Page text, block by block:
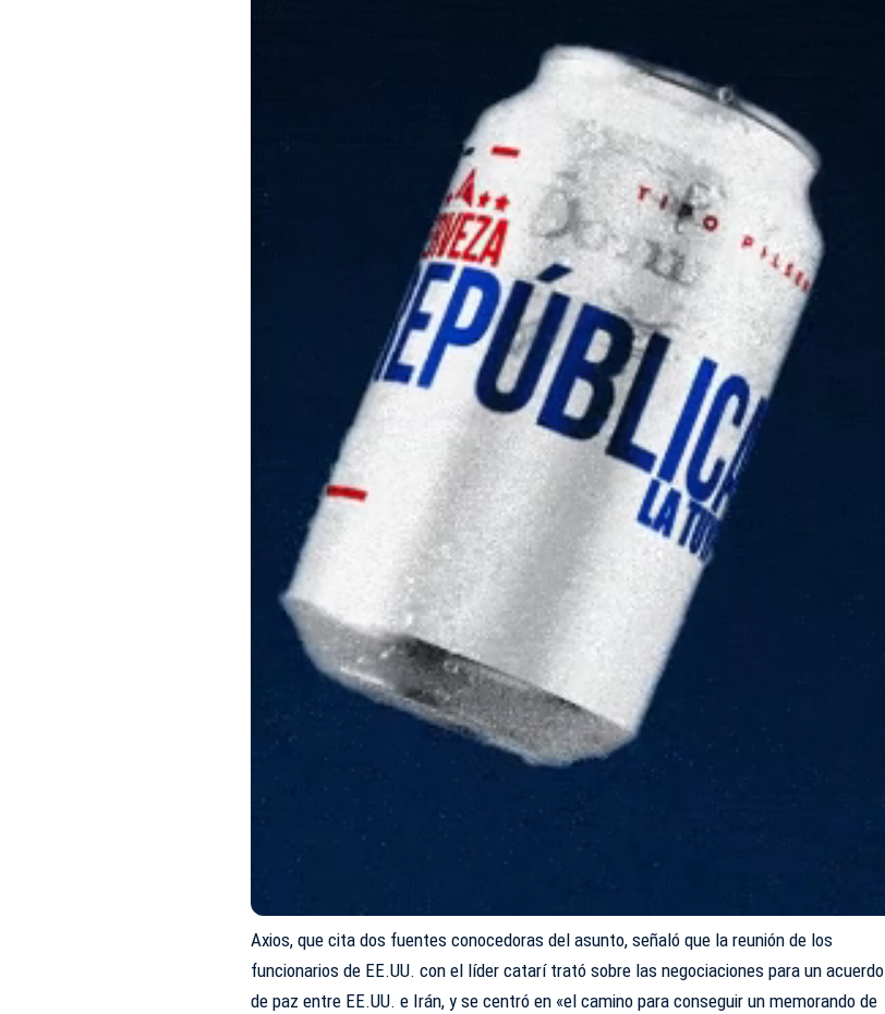
Axios, que cita dos fuentes conocedoras del asunto, señaló que la reunión de los
funcionarios de EE.UU. con el líder catarí trató sobre las negociaciones para un acuerdo
de paz entre EE.UU. e Irán, y se centró en «el camino para conseguir un memorando de